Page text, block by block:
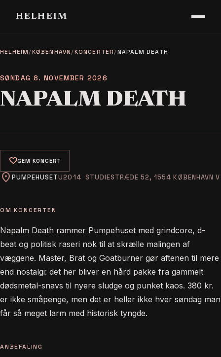
HELHEIM
HELHEIM/KØBENHAVN/KONCERTER/NAPALM DEATH
SØNDAG 8. NOVEMBER 2026
NAPALM DEATH
favoriteGEM KONCERT
location_on PUMPEHUSET STUDIESTRÆDE 52, 1554 KØBENHAVN V
OM KONCERTEN
Napalm Death rammer Pumpehuset med grindcore, d-
beat og politisk raseri nok til at skrælle malingen af
væggene. Master, Brat og Goatburner gør aftenen til mere
end nostalgi: det her bliver en hård pakke fra gammelt
dødsmetal-snavs til nyere sludge og punket kaos. 380 kr.
er ikke småpenge, men det er heller ikke hver søndag man
får så meget larm med historisk tyngde.
ANBEFALING